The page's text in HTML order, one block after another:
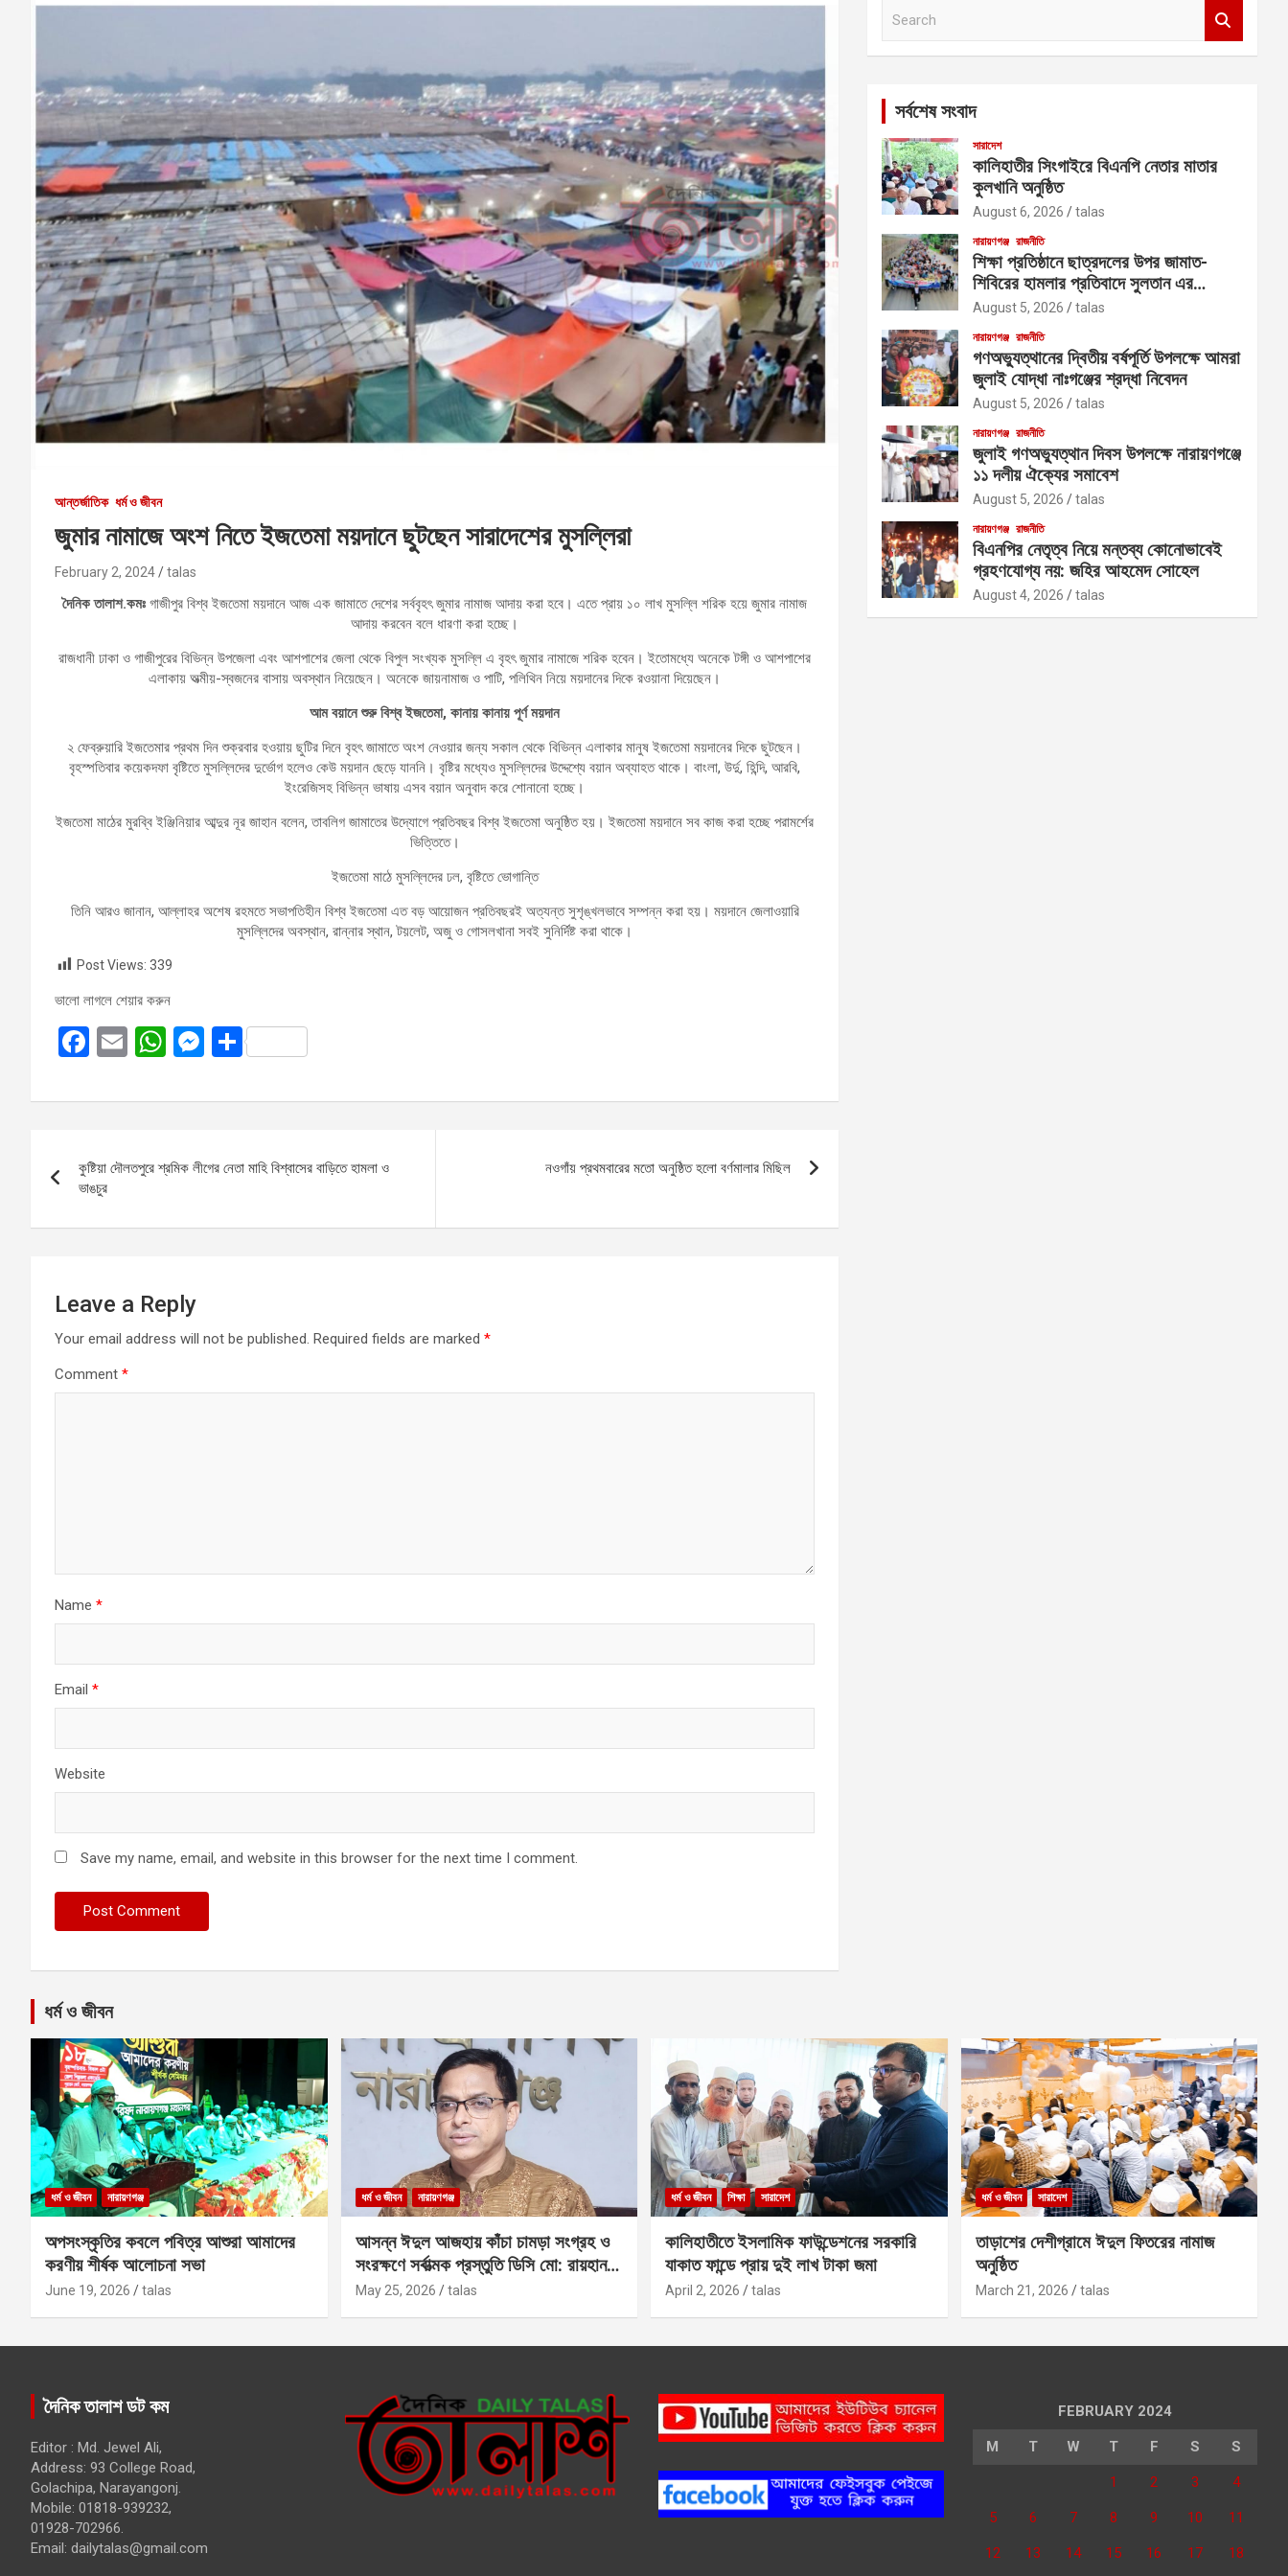
আন্তর্জাতিক ধর্ম ও জীবন
জুমার নামাজে অংশ নিতে ইজতেমা ময়দানে ছুটছেন সারাদেশের মুসল্লিরা
February 2, 2024 talas
দৈনিক তালাশ.কমঃ গাজীপুর বিশ্ব ইজতেমা ময়দানে আজ এক জামাতে দেশের সর্ববৃহৎ জুমার নামাজ আদায় করা হবে। এতে প্রায় ১০ লাখ মুসল্লি শরিক হয়ে জুমার নামাজ
আদায় করবেন বলে ধারণা করা হচ্ছে।
রাজধানী ঢাকা ও গাজীপুরের বিভিন্ন উপজেলা এবং আশপাশের জেলা থেকে বিপুল সংখ্যক মুসল্লি এ বৃহৎ জুমার নামাজে শরিক হবেন। ইতোমধ্যে অনেকে টঙ্গী ও আশপাশের
এলাকায় অত্মীয়-স্বজনের বাসায় অবস্থান নিয়েছেন। অনেকে জায়নামাজ ও পাটি, পলিথিন নিয়ে ময়দানের দিকে রওয়ানা দিয়েছেন।
আম বয়ানে শুরু বিশ্ব ইজতেমা, কানায় কানায় পূর্ণ ময়দান
২ ফেব্রুয়ারি ইজতেমার প্রথম দিন শুক্রবার হওয়ায় ছুটির দিনে বৃহৎ জামাতে অংশ নেওয়ার জন্য সকাল থেকে বিভিন্ন এলাকার মানুষ ইজতেমা ময়দানের দিকে ছুটছেন।
বৃহস্পতিবার কয়েকদফা বৃষ্টিতে মুসল্লিদের দুর্ভোগ হলেও কেউ ময়দান ছেড়ে যাননি। বৃষ্টির মধ্যেও মুসল্লিদের উদ্দেশ্যে বয়ান অব্যাহত থাকে। বাংলা, উর্দু, হিন্দি, আরবি,
ইংরেজিসহ বিভিন্ন ভাষায় এসব বয়ান অনুবাদ করে শোনানো হচ্ছে।
ইজতেমা মাঠের মুরব্বি ইঞ্জিনিয়ার আব্দুর নূর জাহান বলেন, তাবলিগ জামাতের উদ্যোগে প্রতিবছর বিশ্ব ইজতেমা অনুষ্ঠিত হয়। ইজতেমা ময়দানে সব কাজ করা হচ্ছে পরামর্শের
ভিত্তিতে।
ইজতেমা মাঠে মুসল্লিদের ঢল, বৃষ্টিতে ভোগান্তি
তিনি আরও জানান, আল্লাহর অশেষ রহমতে সভাপতিহীন বিশ্ব ইজতেমা এত বড় আয়োজন প্রতিবছরই অত্যন্ত সুশৃঙ্খলভাবে সম্পন্ন করা হয়। ময়দানে জেলাওয়ারি
মুসল্লিদের অবস্থান, রান্নার স্থান, টয়লেট, অজু ও গোসলখানা সবই সুনির্দিষ্ট করা থাকে।
Post Views: 339
ভালো লাগলে শেয়ার করুন
F
ce
o
o
k
E
ail
W
at
A
p
M
se
g
S
ar
navigation
কুষ্টিয়া দৌলতপুরে শ্রমিক লীগের নেতা মাহি বিশ্বাসের বাড়িতে হামলা ও
ভাঙচুর
নওগাঁয় প্রথমবারের মতো অনুষ্ঠিত হলো বর্ণমালার মিছিল
Leave a Reply
Your email address will not be published. Required fields are marked *
Comment *
Name *
Email *
Website
Save my name, email, and website in this browser for the next time I comment.
সর্বশেষ সংবাদ
সারাদেশ
কালিহাতীর সিংগাইরে বিএনপি নেতার মাতার
কুলখানি অনুষ্ঠিত
August 6, 2026 talas
নারায়ণগঞ্জ রাজনীতি
শিক্ষা প্রতিষ্ঠানে ছাত্রদলের উপর জামাত-
শিবিরের হামলার প্রতিবাদে সুলতান এর
নেতৃত্বে বিক্ষোভ
August 5, 2026 talas
নারায়ণগঞ্জ রাজনীতি
গণঅভ্যুত্থানের দ্বিতীয় বর্ষপূর্তি উপলক্ষে আমরা
জুলাই যোদ্ধা নাঃগঞ্জের শ্রদ্ধা নিবেদন
August 5, 2026 talas
নারায়ণগঞ্জ রাজনীতি
জুলাই গণঅভ্যুত্থান দিবস উপলক্ষে নারায়ণগঞ্জে
১১ দলীয় ঐক্যের সমাবেশ
August 5, 2026 talas
নারায়ণগঞ্জ রাজনীতি
বিএনপির নেতৃত্ব নিয়ে মন্তব্য কোনোভাবেই
গ্রহণযোগ্য নয়: জহির আহমেদ সোহেল
August 4, 2026 talas
ধর্ম ও জীবন
ধর্ম ও জীবন নারায়ণগঞ্জ
অপসংস্কৃতির কবলে পবিত্র আশুরা আমাদের
করণীয় শীর্ষক আলোচনা সভা
June 19, 2026 talas
ধর্ম ও জীবন নারায়ণগঞ্জ
আসন্ন ঈদুল আজহায় কাঁচা চামড়া সংগ্রহ ও
সংরক্ষণে সর্বাত্মক প্রস্তুতি ডিসি মো: রায়হান
কবির
May 25, 2026 talas
ধর্ম ও জীবন শিক্ষা সারাদেশ
কালিহাতীতে ইসলামিক ফাউন্ডেশনের সরকারি
যাকাত ফান্ডে প্রায় দুই লাখ টাকা জমা
April 2, 2026 talas
ধর্ম ও জীবন সারাদেশ
তাড়াশের দেশীগ্রামে ঈদুল ফিতরের নামাজ
অনুষ্ঠিত
March 21, 2026 talas
দৈনিক তালাশ ডট কম
Editor : Md. Jewel Ali,
Address: 93 College Road,
Golachipa, Narayangonj.
Mobile: 01818-939232,
01928-702966.
Email: dailytalas@gmail.com
FEBRUARY 2024
M T W T F S S
1 2 3 4
5 6 7 8 9 10 11
12 13 14 15 16 17 18